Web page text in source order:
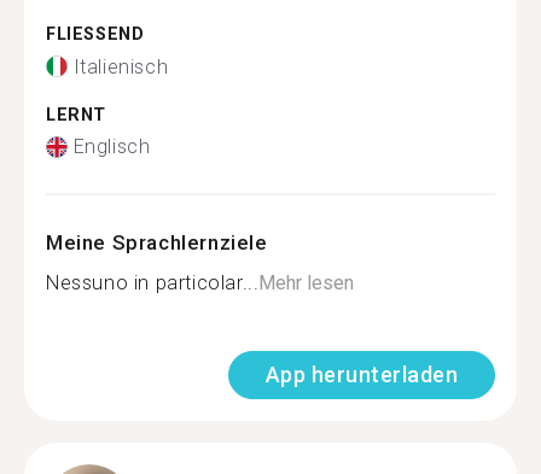
FLIESSEND
Italienisch
LERNT
Englisch
Meine Sprachlernziele
Nessuno in particolar...Mehr lesen
App herunterladen